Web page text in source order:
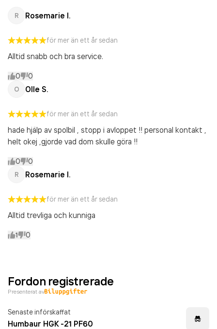
R Rosemarie I.
för mer än ett år sedan
Alltid snabb och bra service.
0 0
O Olle S.
för mer än ett år sedan
hade hjälp av spolbil , stopp i avloppet !! personal kontakt ,
helt okej ,gjorde vad dom skulle göra !!
0 0
R Rosemarie I.
för mer än ett år sedan
Alltid trevliga och kunniga
1 0
Fordon registrerade
Presenterat av
Senaste införskaffat
Humbaur HGK -21 PF60